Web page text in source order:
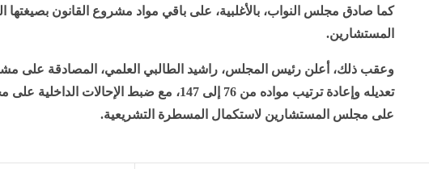
كما صادق مجلس النواب، بالأغلبية، على باقي مواد مشروع القانون
المستشارين.
وعقب ذلك، أعلن رئيس المجلس، راشيد الطالبي العلمي، المصادقة على
تعديله وإعادة ترتيب مواده من 76 إلى 147، مع ضبط
على مجلس المستشارين لاستكمال المسطرة التشريعية.